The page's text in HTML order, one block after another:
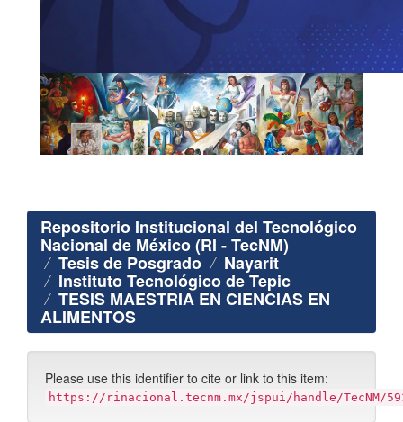
Repositorio Institucional del Tecnológico
Nacional de México (RI - TecNM)
Tesis de Posgrado Nayarit
Instituto Tecnológico de Tepic
TESIS MAESTRIA EN CIENCIAS EN
ALIMENTOS
Please use this identifier to cite or link to this item:
https://rinacional.tecnm.mx/jspui/handle/TecNM/